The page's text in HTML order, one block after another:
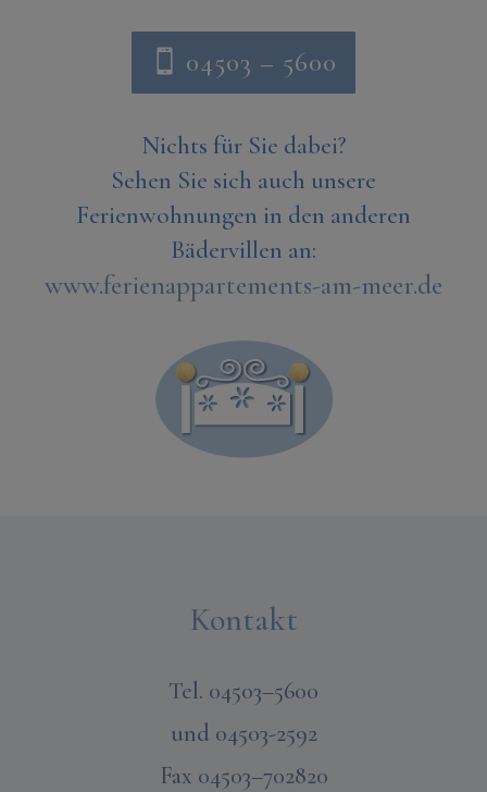
04503 – 5600
Nichts für Sie dabei?
Sehen Sie sich auch unsere
Ferienwohnungen in den anderen
Bädervillen an:
www.ferienappartements-am-meer.de
Kontakt
Tel. 04503–5600
und 04503-2592
Fax 04503–702820